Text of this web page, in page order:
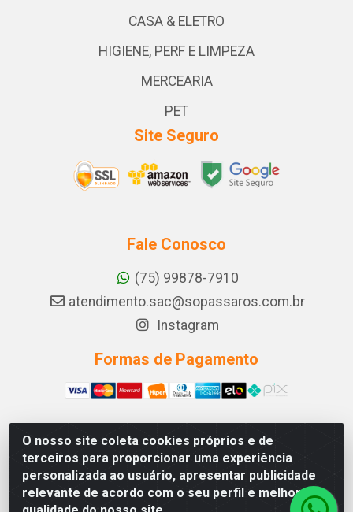
O nosso site coleta cookies próprios e de
terceiros para proporcionar uma experiência
personalizada ao usuário, apresentar publicidade
relevante de acordo com o seu perfil e melhorar a
CASA & ELETRO
HIGIENE, PERF E LIMPEZA
MERCEARIA
PET
Site Seguro
Fale Conosco
(75) 99878-7910
atendimento.sac@sopassaros.com.br
Instagram
Formas de Pagamento
A PINA DOS SANTOS DELEZZOTTE LTDA - RODOVIA BA
233, 27 - ZONA RURAL, ITABERABA/BA - CEP 46.880-
000 - CNPJ 30.578.948/0001-90